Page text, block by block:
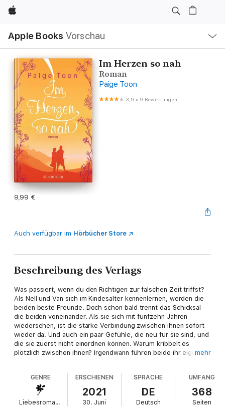
Apple
Apple Books Vorschau
Navigation
Menü
öffnen
Im Herzen so nah
Roman
Paige Toon
3,9 • 9 Bewertungen
9,99 €
Auch verfügbar im Hörbücher Store
Beschreibung des Verlags
Was passiert, wenn du den Richtigen zur falschen Zeit triffst?
Als Nell und Van sich im Kindesalter kennenlernen, werden die
beiden beste Freunde. Doch schon bald trennt das Schicksal
die beiden voneinander. Als sie sich mit fünfzehn Jahren
wiedersehen, ist die starke Verbindung zwischen ihnen sofort
wieder da. Und auch ein paar Gefühle, die neu für sie sind, und
die sie zuerst nicht einordnen können. Warum kribbelt es
plötzlich zwischen ihnen? Irgendwann führen beide ihr eigenes
sein? Das Leben stellt Nell und Van immer wieder auf die Probe
und vor große Entscheidungen.
»Eines Tages wirst du zurückschauen und verstehen, warum all
das geschah.«
mehr
GENRE
Liebesromane
ERSCHIENEN
2021
30. Juni
SPRACHE
DE
Deutsch
UMFANG
368
Seiten